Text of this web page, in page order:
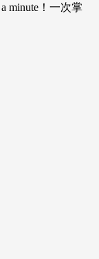
minute！一次掌